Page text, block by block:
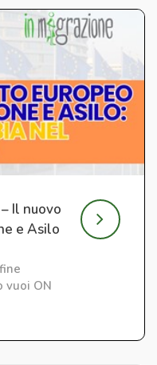
Il nuovo
e Asilo
vuoi ON